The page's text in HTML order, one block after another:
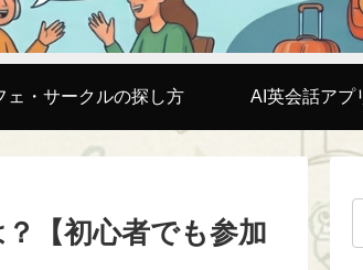
ェ・サークルの探し方 AI英会話アプ
【初心者でも参加